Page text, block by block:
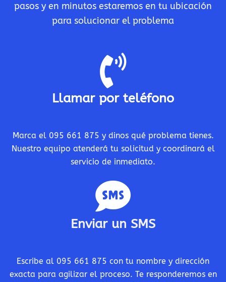
pasos y en minutos estaremos en tu ubicación
para solucionar el problema
Llamar por teléfono
Marca el 095 661 875 y dinos qué problema tienes.
Nuestro equipo atenderá tu solicitud y coordinará el
servicio de inmediato.
Enviar un SMS
Escribe al 095 661 875 con tu nombre y dirección
exacta para agilizar el proceso. Te responderemos en